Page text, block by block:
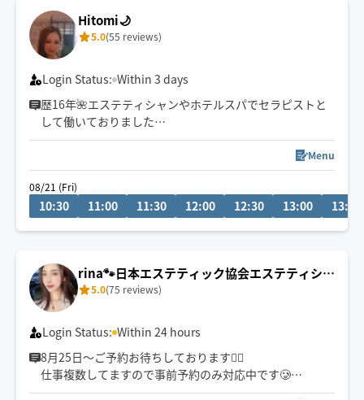
Hitomi🌙
5.0(55 reviews)
Login Status: Within 3 days
歴16年🌺エステティシャンやホテルスパでセラピストと
して働いておりました
リラクゼーションから疲労回復までお任せください🕊️
※スケジュールが✖️の場合でも事前にお問い合わせいただ
ければ予約可能な場合もございます。お気軽にメッセー
ざいます。
Menu
08/21 (Fri)
10:30 11:00 11:30 12:00 12:30 13:00 13:30
rina🐾日本エステティック協会エステティシャ
ン5.0(75 reviews)
Login Status: Within 24 hours
8月25日〜ご予約お待ちしております🙇‍♀️
仕事複数してますので事前予約のみ対応中です🥲
1人1人のお悩みをじっくり伺い施術します🫶お話しする